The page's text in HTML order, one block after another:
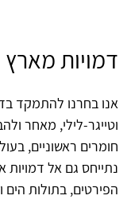
דמויות
אנו בחרנו להתמקד
וטייגר-לילי, מאחר
חומרים ראשוניים,
נתייחס גם אל דמויות
הפירטים, בתולות הים